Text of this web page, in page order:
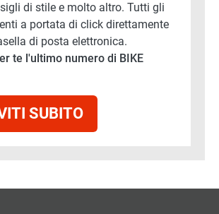
di stile e molto altro. Tutti gli
a portata di click direttamente
di posta elettronica.
te l'ultimo numero di BIKE
SUBITO